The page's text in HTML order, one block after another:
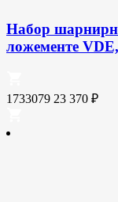
Набор
ложементе
1733079 23 370 ₽